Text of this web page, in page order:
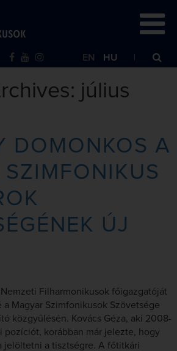
EN HU
július
DOMONKOS A
SZIMFONIKUS
ÚJ
Filharmonikusok főigazgatóját
Magyar Szimfonikusok Szövetsége
közgyűlésén. Kovács Géza, aki 2008-
korábban már jelezte, hogy
jelöltetni a tisztségre. A főtitkári